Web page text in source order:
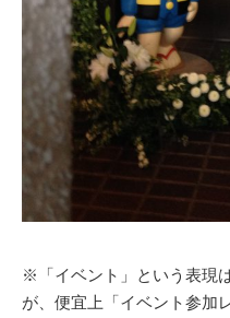
※「イベント」という表現
が、便宜上「イベント参加